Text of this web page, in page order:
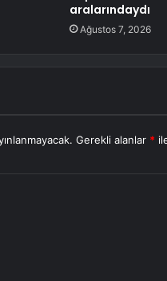
aralarındaydı
Ağustos 7, 2026
Gerekli alanlar *